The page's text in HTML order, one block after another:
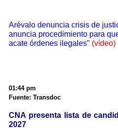
Arévalo denuncia crisis de
anuncia procedimiento para
acate órdenes ilegales" (vídeo)
01:44 pm
Fuente: Transdoc
CNA presenta lista de
2027